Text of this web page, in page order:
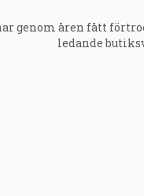
genom åren fått
ledande